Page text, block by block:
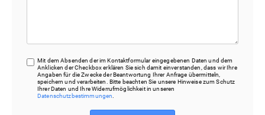
Mit dem Absenden der im Kontaktformular eingegebenen Daten und dem
Anklicken der Checkbox erklären Sie sich damit einverstanden, dass wir Ihre
Angaben für die Zwecke der Beantwortung Ihrer Anfrage übermitteln,
speichern und verarbeiten. Bitte beachten Sie unsere Hinweise zum Schutz
Ihrer Daten und Ihre Widerrufmöglichkeit in unseren
Datenschutzbestimmungen